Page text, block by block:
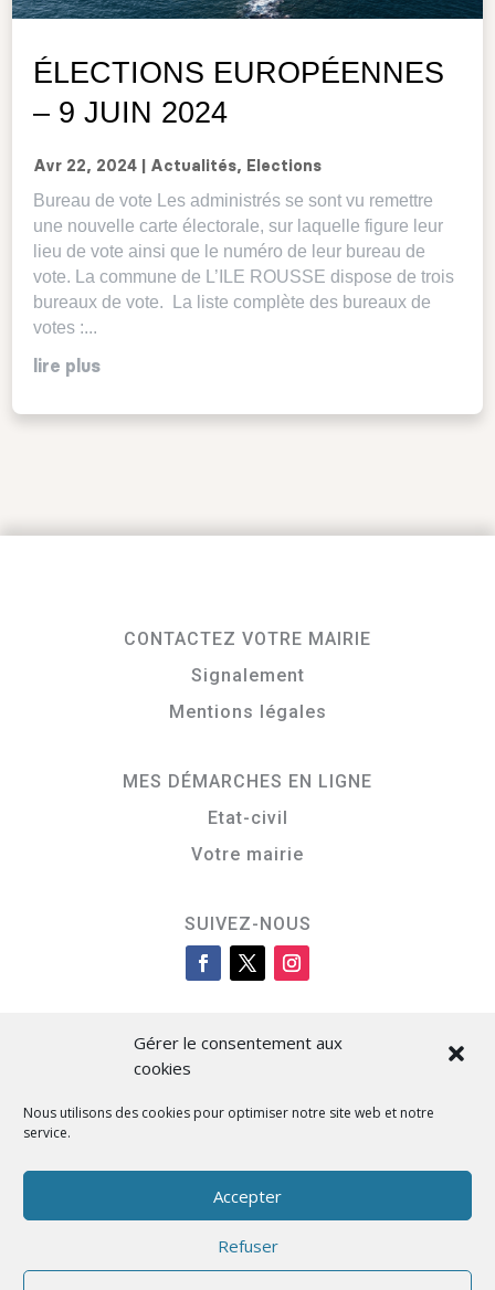
Gérer le consentement aux
cookies
Nous utilisons des cookies pour optimiser notre site web et notre
service.
Accepter
Refuser
ÉLECTIONS EUROPÉENNES
– 9 JUIN 2024
Avr 22, 2024 Actualités, Elections
Bureau de vote Les administrés se sont vu remettre
une nouvelle carte électorale, sur laquelle figure leur
lieu de vote ainsi que le numéro de leur bureau de
vote. La commune de L’ILE ROUSSE dispose de trois
bureaux de vote. La liste complète des bureaux de
votes :...
lire plus
CONTACTEZ VOTRE MAIRIE
Signalement
Mentions légales
MES DÉMARCHES EN LIGNE
Etat-civil
Votre mairie
SUIVEZ-NOUS
Cità di L’Isula
Designed by BKM Web Consulting